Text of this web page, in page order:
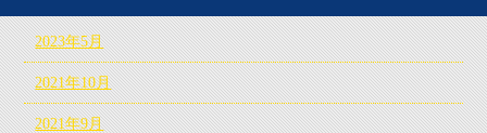
2023年5月
2021年10月
2021年9月